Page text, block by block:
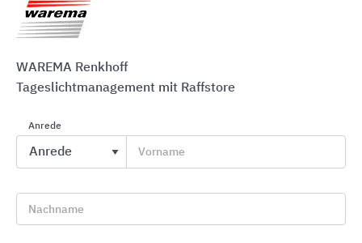
WAREMA Renkhoff
Tageslichtmanagement mit Raffstore
Anrede
Vorname
Nachname